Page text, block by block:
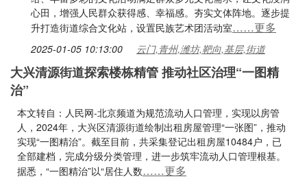
心田，增强人民群众获得感、幸福感。夯实文体阵地。逐步提
升打造街道综合文化站，设置民族艺术团活动室……更多
2025-01-05 10:13:00 云门,青州,潍坊,靶向,基层,街道
大兴清源街道探索楼栋精管 推动社区治理“一图精
治”
本文转自：人民网-北京频道为规范流动人口管理，实现以房管
人，2024年，大兴区清源街道绘制出租房屋管理“一张图”，推动
实现“一图精治”。截至目前，共采集登记出租房屋10484户，已
全部建档，完成分级分类管理，进一步筑牢流动人口管理根基。
据悉，“一图精治”以“居住人数……更多